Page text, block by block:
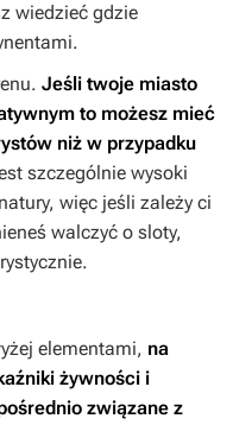
wiedzieć gdzie
Jeśli twoje miasto
to możesz mieć
niż w przypadku
szczególnie wysoki
więc jeśli zależy ci
walczyć o sloty,
elementami, na
żywności i
związane z